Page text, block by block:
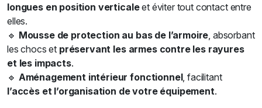
longues en position verticaleet éviter tout contact entre
elles.
🔹 Mousse de protection au bas de l’armoire, absorbant
les chocs et préservant les armes contre les rayures
et les impacts.
🔹 Aménagement intérieur fonctionnel, facilitant
l’accès et l’organisation de votre équipement.